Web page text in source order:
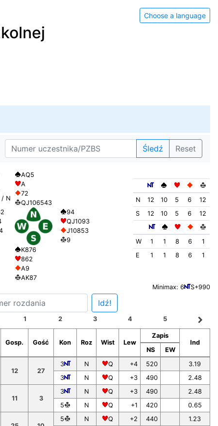
Choose a language
Śledź Reset
/ N
AQ5
A
72
QJ106543
94
QJ1093
J10853
9
K876
862
A9
AK87
N 12 10 5 6
12
S
12 10 5 6 12
W 1 1 8 6
1
E
1 1 8 6 1
Minimax: 6 S+990
Idź!
1 2 3 4 5 navigate_next
Gosp. Gość Kon Roz Wist Lew
Zapis
Ind
NS
EW
12 27
3 N Q +4 520
3.19
3
N Q +3 490 2.48
11 3
3 N Q +3 490
2.48
5
N Q +1 420 0.65
5 N Q +2 440
1.23